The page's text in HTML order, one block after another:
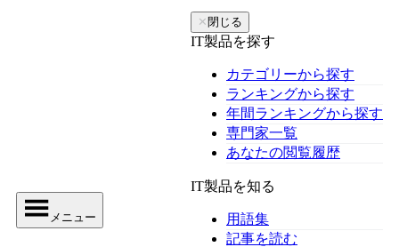
メニュー
✕ 閉じる
IT製品を探す
カテゴリーから探す
ランキングから探す
年間ランキングから探す
専門家一覧
あなたの閲覧履歴
IT製品を知る
用語集
記事を読む